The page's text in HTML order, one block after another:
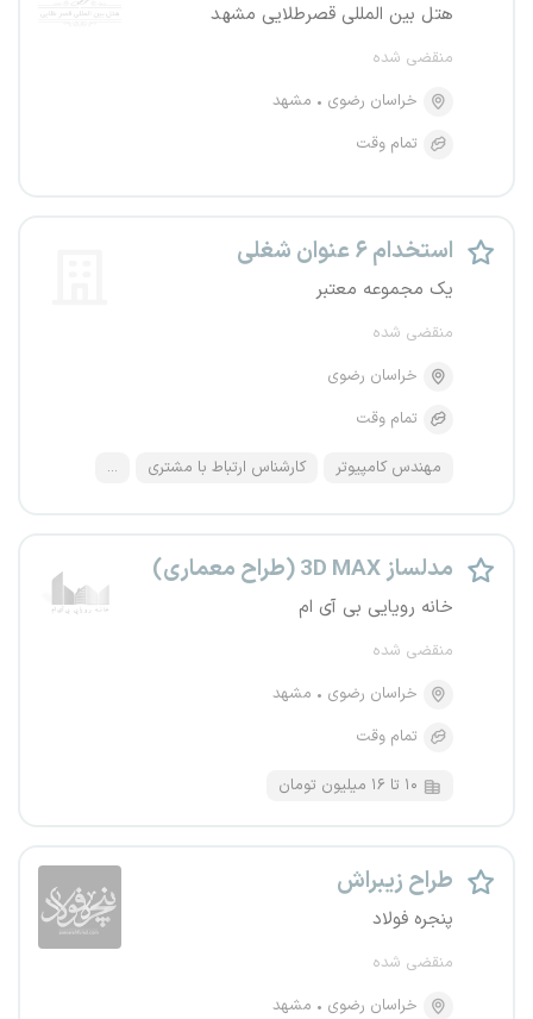
هتل بین المللی قصرطلایی مشهد
منقضی شده
خراسان رضوی
مشهد
تمام وقت
استخدام ۶ عنوان شغلی
یک مجموعه معتبر
منقضی شده
خراسان رضوی
تمام وقت
مهندس کامپیوتر کارشناس ارتباط با مشتری ...
مدلساز 3D MAX (طراح معماری)
خانه رویایی بی آی ام
منقضی شده
خراسان رضوی
مشهد
تمام وقت
۱۰ تا ۱۶ میلیون تومان
طراح زیبراش
پنجره فولاد
منقضی شده
خراسان رضوی
مشهد